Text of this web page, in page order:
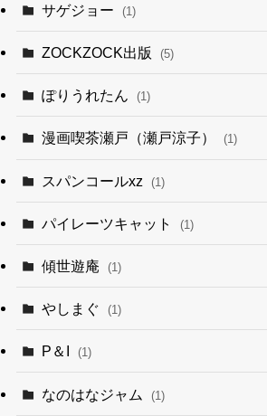
サゲジョー (1)
ZOCKZOCK出版 (5)
ぽりうれたん (1)
漫画喫茶瀬戸（瀬戸涼子） (1)
スパンコールxz (1)
パイレーツキャット (1)
傾世遊庵 (1)
やしまぐ (1)
P＆I (1)
なのはなジャム (1)